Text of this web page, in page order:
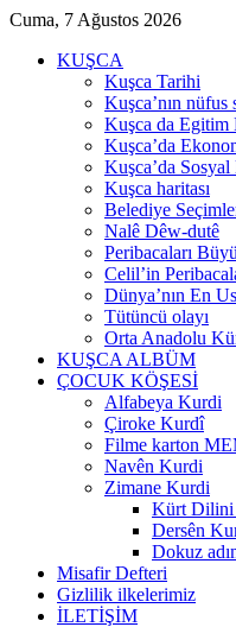
Cuma, 7 Ağustos 2026
KUŞCA
Kuşca Tarihi
Kuşca’nın nüfus
Kuşca da Egitim
Kuşca’da
Kuşca’da
Kuşca haritası
Belediye
Nalê Dêw-dutê
Peribacaları
Celil’in
Dünya’nın En
Tütüncü olayı
Orta Anadolu
KUŞCA ALBÜM
ÇOCUK KÖŞESİ
Alfabeya Kurdi
Çiroke Kurdî
Filme karton
Navên Kurdi
Zimane Kurdi
Kürt Dilini
Dersên
Dokuz
Misafir Defteri
Gizlilik ilkelerimiz
İLETİŞİM